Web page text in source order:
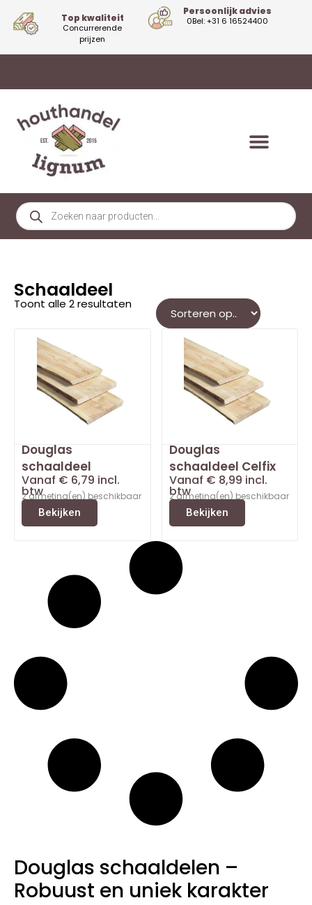
Top kwaliteit
Concurrerende
prijzen
Persoonlijk advies
0Bel: +31 6 16524400
Schaaldeel
Toont alle 2 resultaten
Douglas
schaaldeel
Vanaf € 6,79 incl.
btw
2 afmeting(en) beschikbaar
Bekijken
Douglas
schaaldeel Celfix
Vanaf € 8,99 incl.
btw
2 afmeting(en) beschikbaar
Bekijken
Douglas schaaldelen –
Robuust en uniek karakter